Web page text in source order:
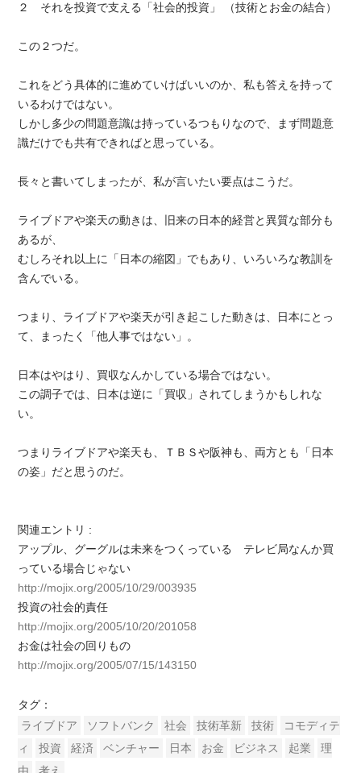
２ それを投資で支える「社会的投資」 （技術とお金の結合）
この２つだ。
これをどう具体的に進めていけばいいのか、私も答えを持って
いるわけではない。
しかし多少の問題意識は持っているつもりなので、まず問題意
識だけでも共有できればと思っている。
長々と書いてしまったが、私が言いたい要点はこうだ。
ライブドアや楽天の動きは、旧来の日本的経営と異質な部分も
あるが、
むしろそれ以上に「日本の縮図」でもあり、いろいろな教訓を
含んでいる。
つまり、ライブドアや楽天が引き起こした動きは、日本にとっ
て、まったく「他人事ではない」。
日本はやはり、買収なんかしている場合ではない。
この調子では、日本は逆に「買収」されてしまうかもしれな
い。
つまりライブドアや楽天も、ＴＢＳや阪神も、両方とも「日本
の姿」だと思うのだ。
関連エントリ :
アップル、グーグルは未来をつくっている テレビ局なんか買
っている場合じゃない
http://mojix.org/2005/10/29/003935
投資の社会的責任
http://mojix.org/2005/10/20/201058
お金は社会の回りもの
http://mojix.org/2005/07/15/143150
タグ：
ライブドア
ソフトバンク 社会 技術革新 技術
コモディテ
ィ
投資 経済 ベンチャー 日本 お金 ビジネス 起業
理